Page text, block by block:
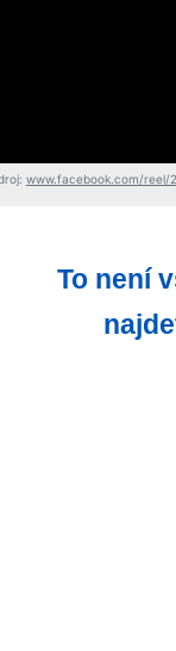
www.facebook.com/reel/
To není